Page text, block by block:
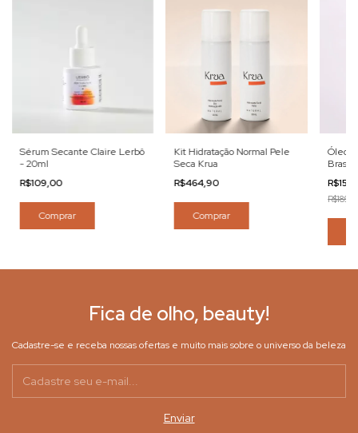
Sérum Secante Claire Lerbô
- 20ml
R$109,00
Comprar
Kit Hidratação Normal Pele
Seca Krua
R$464,90
Óleo
Fica de olho, beauty!
Cadastre-se e receba nossas ofertas e muito mais sobre o universo da beleza